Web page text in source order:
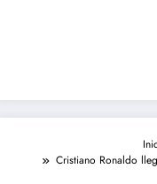
Cristiano Ronaldo